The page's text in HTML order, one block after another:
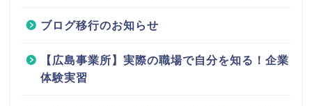
ブログ移行のお知らせ
【広島事業所】実際の職場で自分を知る！企業
体験実習